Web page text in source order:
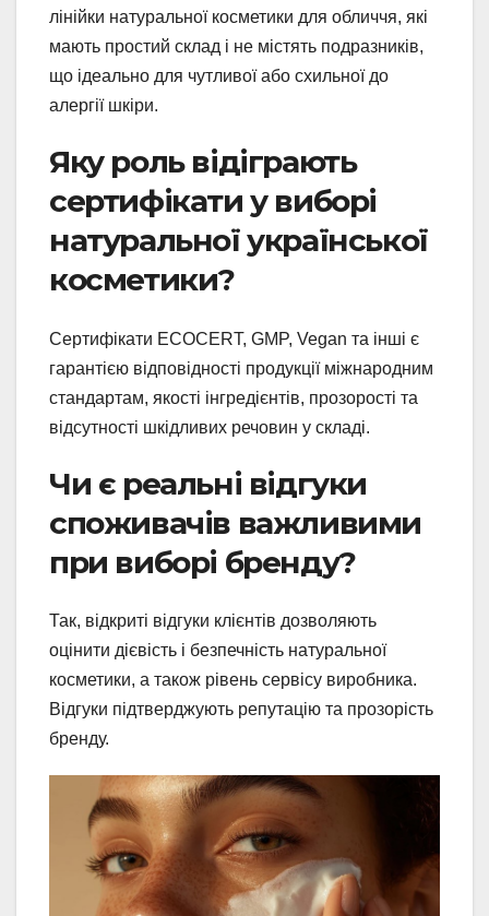
лінійки натуральної косметики для обличчя, які
мають простий склад і не містять подразників,
що ідеально для чутливої або схильної до
алергії шкіри.
Яку роль відіграють
сертифікати у виборі
натуральної української
косметики?
Сертифікати ECOCERT, GMP, Vegan та інші є
гарантією відповідності продукції міжнародним
стандартам, якості інгредієнтів, прозорості та
відсутності шкідливих речовин у складі.
Чи є реальні відгуки
споживачів важливими
при виборі бренду?
Так, відкриті відгуки клієнтів дозволяють
оцінити дієвість і безпечність натуральної
косметики, а також рівень сервісу виробника.
Відгуки підтверджують репутацію та прозорість
бренду.